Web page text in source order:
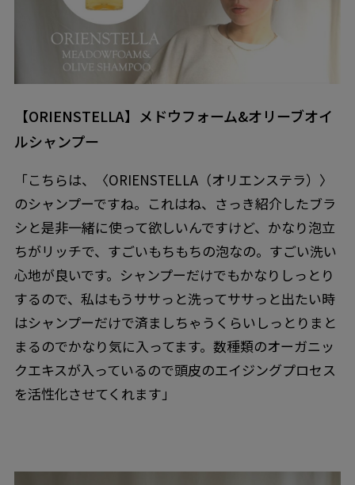
【ORIENSTELLA】メドウフォーム&オリーブオイ
ルシャンプー
「こちらは、〈ORIENSTELLA（オリエンステラ）〉
のシャンプーですね。これはね、さっき紹介したブラ
シと是非一緒に使って欲しいんですけど、かなり泡立
ちがリッチで、すごいもちもちの泡なの。すごい洗い
心地が良いです。シャンプーだけでもかなりしっとり
するので、私はもうササっと洗ってササっと出たい時
はシャンプーだけで済ましちゃうくらいしっとりまと
まるのでかなり気に入ってます。数種類のオーガニッ
クエキスが入っているので頭皮のエイジングプロセス
を活性化させてくれます」